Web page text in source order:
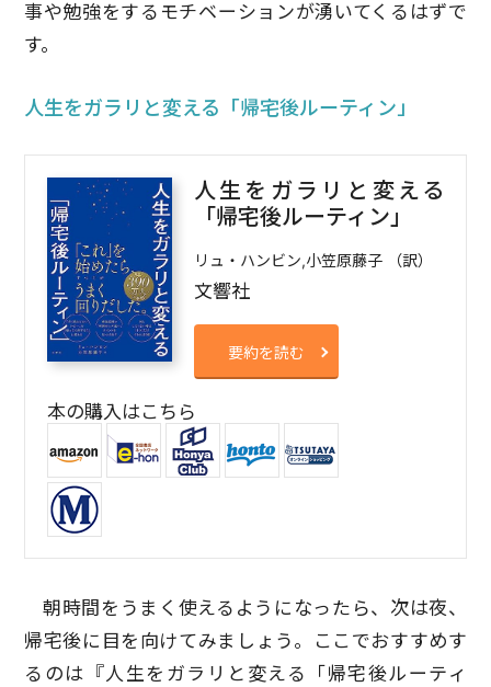
事や勉強をするモチベーションが湧いてくるはずで
す。
人生をガラリと変える「帰宅後ルーティン」
人生をガラリと変える
「帰宅後ルーティン」
リュ・ハンビン,小笠原藤子 （訳）
文響社
要約を読む
本の購入はこちら
朝時間をうまく使えるようになったら、次は夜、
帰宅後に目を向けてみましょう。ここでおすすめす
るのは『人生をガラリと変える「帰宅後ルーティ